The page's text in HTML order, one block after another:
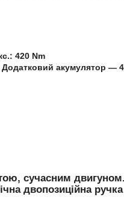
420 Nm
Додатковий акумулятор —
сучасним
двопозиційна